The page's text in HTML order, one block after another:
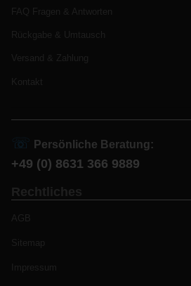
☏ Persönliche Beratung:
+49 (0) 8631 366 9889